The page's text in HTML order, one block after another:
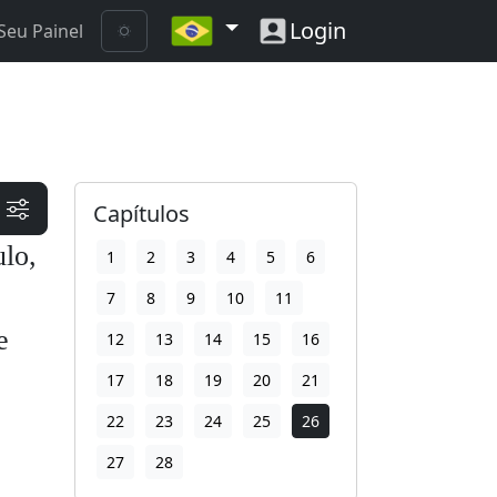
Painel Login
Capítulos
1 2 3 4 5
6
7
8 9 10
11
12
13 14 15
16
17
18 19 20
21
22
23 24 25
26
27
28